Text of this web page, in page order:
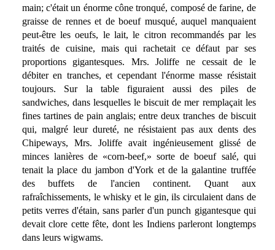
main; c'était un énorme cône tronqué, composé de farine, de
graisse de rennes et de boeuf musqué, auquel manquaient
peut-être les oeufs, le lait, le citron recommandés par les
traités de cuisine, mais qui rachetait ce défaut par ses
proportions gigantesques. Mrs. Joliffe ne cessait de le
débiter en tranches, et cependant l'énorme masse résistait
toujours. Sur la table figuraient aussi des piles de
sandwiches, dans lesquelles le biscuit de mer remplaçait les
fines tartines de pain anglais; entre deux tranches de biscuit
qui, malgré leur dureté, ne résistaient pas aux dents des
Chipeways, Mrs. Joliffe avait ingénieusement glissé de
minces lanières de «corn-beef,» sorte de boeuf salé, qui
tenait la place du jambon d'York et de la galantine truffée
des buffets de l'ancien continent. Quant aux
rafraîchissements, le whisky et le gin, ils circulaient dans de
petits verres d'étain, sans parler d'un punch gigantesque qui
devait clore cette fête, dont les Indiens parleront longtemps
dans leurs wigwams.